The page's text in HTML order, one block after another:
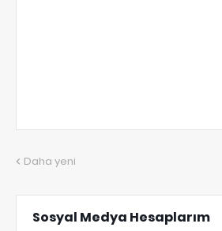
Daha yeni
Sosyal Medya Hesaplarım